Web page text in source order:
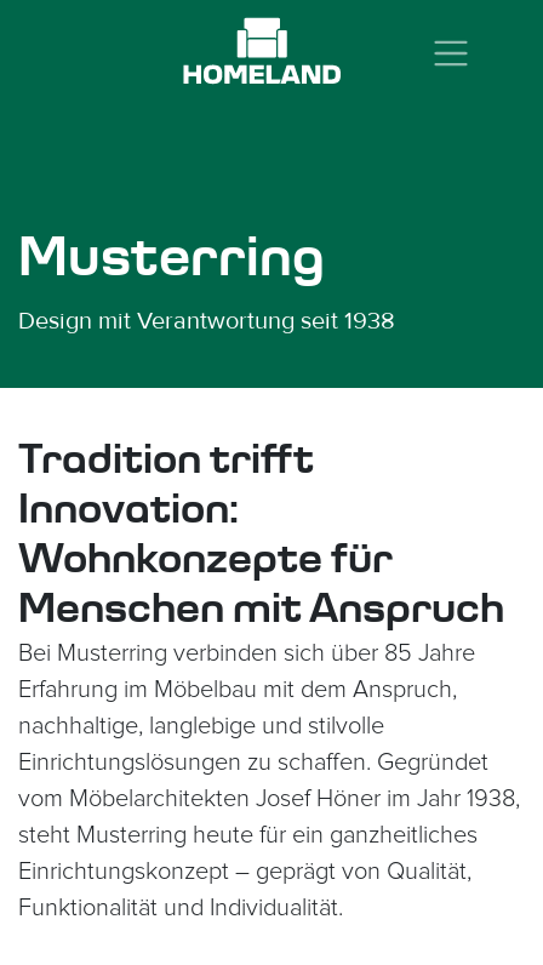
Musterring
Design mit Verantwortung seit 1938
Tradition trifft
Innovation:
Wohnkonzepte für
Menschen mit Anspruch
Bei Musterring verbinden sich über 85 Jahre
Erfahrung im Möbelbau mit dem Anspruch,
nachhaltige, langlebige und stilvolle
Einrichtungslösungen zu schaffen. Gegründet
vom Möbelarchitekten Josef Höner im Jahr 1938,
steht Musterring heute für ein ganzheitliches
Einrichtungskonzept – geprägt von Qualität,
Funktionalität und Individualität.